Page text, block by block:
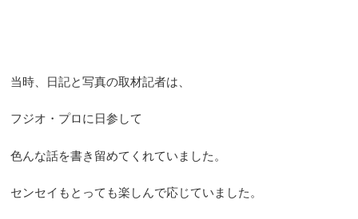
当時、日記と写真の取材記者は、
フジオ・プロに日参して
色んな話を書き留めてくれていました。
センセイもとっても楽しんで応じていました。